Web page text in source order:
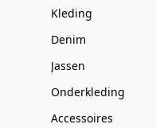
Kleding
Denim
Jassen
Onderkleding
Accessoires